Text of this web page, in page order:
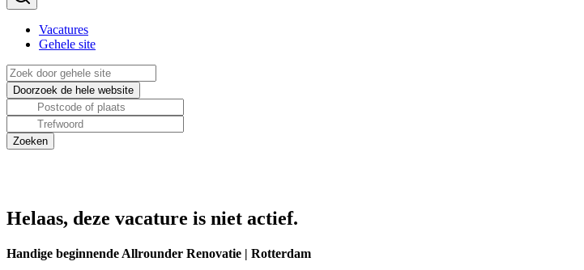
Vacatures
Gehele site
Helaas, deze vacature is niet actief.
Handige beginnende Allrounder Renovatie | Rotterdam